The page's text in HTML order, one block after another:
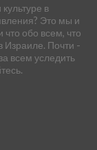
в
Это мы и
обо всем, что
Израиле. Почти -
всем уследить